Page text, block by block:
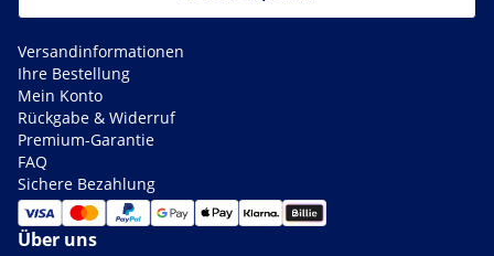
Versandinformationen
Ihre Bestellung
Mein Konto
Rückgabe & Widerruf
Premium-Garantie
FAQ
Sichere Bezahlung
Über uns